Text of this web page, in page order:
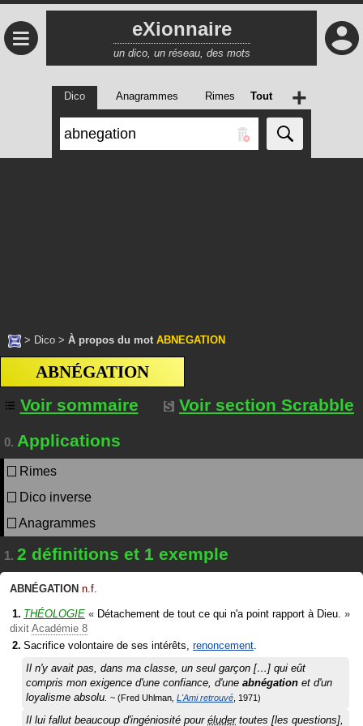
≡ eXionnaire
un dico, un réseau, des mots
Dico Anagrammes Rimes Tout +
> Dico > À propos du mot ABNEGATION
ABNÉGATION
Voir sommaire
Voir section Scrabble
0. Applications
Rimes
Dico inverse
Anagrammes
1. 2 définitions et 1 exemple
ABNÉGATION n.f.
THÉOLOGIE « Détachement de tout ce qui n'a point rapport à Dieu. »
dixit Académie 8
Sacrifice volontaire de ses intérêts, renoncement.
Il n'y avait pas, dans ma classe, un seul garçon […] qui eût
compris mon exigence d'une confiance, d'une abnégation et d'un
loyalisme absolu.
Fred Uhlman L'Ami retrouvé 1971
Il lui fallut beaucoup d'ingéniosité pour éludertoutes [les questions],